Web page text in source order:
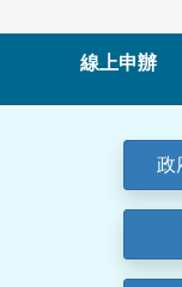
線上申辦
政